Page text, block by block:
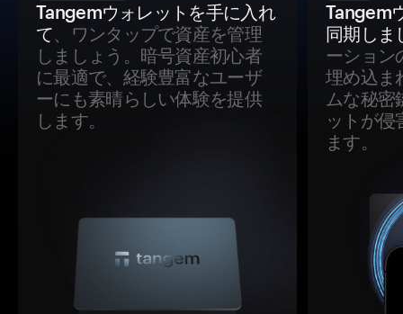
Tangemウォレットを手に入れ
て、ワンタップで資産を管理
しましょう。暗号資産初心者
に最適で、経験豊富なユーザ
ーにも素晴らしい体験を提供
します。
Tangem
同期しま
ーション
埋め込ま
ムな秘密
ットが侵
ます。